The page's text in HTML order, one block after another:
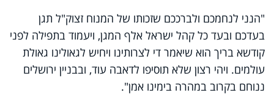
"הנני לנחמכם ולברככם שזכותו של המנוח זצוק"ל תגן
בעדכם ובעד כל קהל ישראל אלף המגן, ויעמוד בתפילה לפני
קודשא בריך הוא שיאמר די לצרותינו ויחיש לגאולינו גאולת
עולמים. ויהי רצון שלא תוסיפו לדאבה עוד, ובבניין ירושלים
ננוחם בקרוב במהרה בימינו אמן".